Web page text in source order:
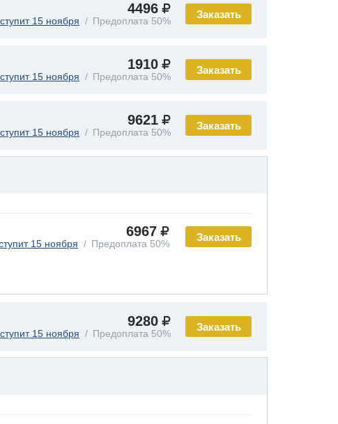
Заказать
4496
15 ноября Предоплата 50%
Заказать
1910
15 ноября Предоплата 50%
Заказать
9621
15 ноября Предоплата 50%
Заказать
6967
15 ноября Предоплата 50%
Заказать
9280
15 ноября Предоплата 50%